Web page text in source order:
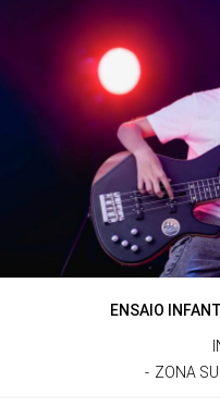
ENSAIO
ZONA